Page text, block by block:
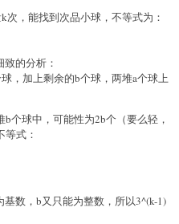
，能找到次品小球，不等式为：
的分析：
，加上剩余的b个球，两堆a个球上
个球中，可能性为2b个（要么轻，
式：
基数，b又只能为整数，所以3^(k-1)